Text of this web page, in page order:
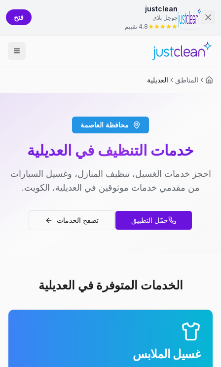
justclean
جوجل بلاي
4.8 تقييم
فتح
المناطق العديلية
محافظة العاصمة
خدمات التنظيف في العديلية
احجز خدمات الغسيل، تنظيف المنازل، وغسيل السيارات
من مقدمي خدمات موثوقين في العديلية، الكويت.
حمّل التطبيق تصفح الخدمات
الخدمات المتوفرة في العديلية
غسيل الملابس